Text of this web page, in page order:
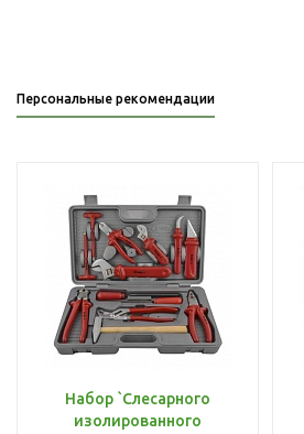
Персональные рекомендации
Набор `Слесарного
изолированного